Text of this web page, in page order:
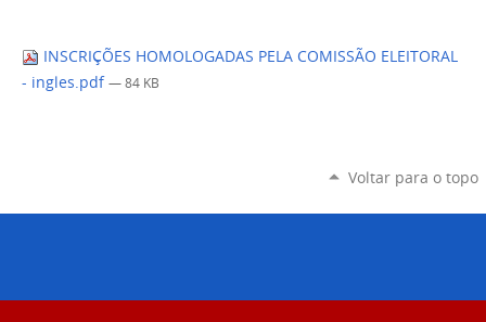
INSCRIÇÕES HOMOLOGADAS PELA COMISSÃO ELEITORAL
- ingles.pdf — 84 KB
Voltar para o topo